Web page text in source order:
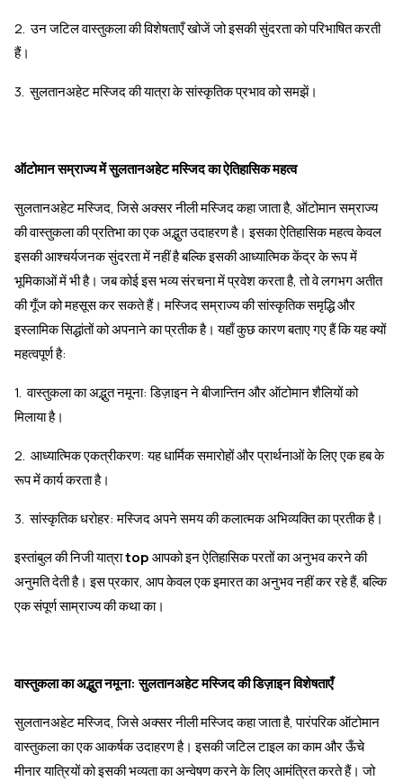
2. उन जटिल वास्तुकला की विशेषताएँ खोजें जो इसकी सुंदरता को परिभाषित करती
हैं।
3. सुलतानअहेट मस्जिद की यात्रा के सांस्कृतिक प्रभाव को समझें।
ऑटोमान सम्राज्य में सुलतानअहेट मस्जिद का ऐतिहासिक महत्व
सुलतानअहेट मस्जिद, जिसे अक्सर नीली मस्जिद कहा जाता है, ऑटोमान सम्राज्य
की वास्तुकला की प्रतिभा का एक अद्भुत उदाहरण है। इसका ऐतिहासिक महत्व केवल
इसकी आश्चर्यजनक सुंदरता में नहीं है बल्कि इसकी आध्यात्मिक केंद्र के रूप में
भूमिकाओं में भी है। जब कोई इस भव्य संरचना में प्रवेश करता है, तो वे लगभग अतीत
की गूँज को महसूस कर सकते हैं। मस्जिद सम्राज्य की सांस्कृतिक समृद्धि और
इस्लामिक सिद्धांतों को अपनाने का प्रतीक है। यहाँ कुछ कारण बताए गए हैं कि यह क्यों
महत्वपूर्ण है:
1. वास्तुकला का अद्भुत नमूना: डिज़ाइन ने बीजान्तिन और ऑटोमान शैलियों को
मिलाया है।
2. आध्यात्मिक एकत्रीकरण: यह धार्मिक समारोहों और प्रार्थनाओं के लिए एक हब के
रूप में कार्य करता है।
3. सांस्कृतिक धरोहर: मस्जिद अपने समय की कलात्मक अभिव्यक्ति का प्रतीक है।
इस्तांबुल की निजी यात्राtopआपको इन ऐतिहासिक परतों का अनुभव करने की
अनुमति देती है। इस प्रकार, आप केवल एक इमारत का अनुभव नहीं कर रहे हैं, बल्कि
एक संपूर्ण साम्राज्य की कथा का।
वास्तुकला का अद्भुत नमूना: सुलतानअहेट मस्जिद की डिज़ाइन विशेषताएँ
सुलतानअहेट मस्जिद, जिसे अक्सर नीली मस्जिद कहा जाता है, पारंपरिक ऑटोमान
वास्तुकला का एक आकर्षक उदाहरण है। इसकी जटिल टाइल का काम और ऊँचे
मीनार यात्रियों को इसकी भव्यता का अन्वेषण करने के लिए आमंत्रित करते हैं। जो